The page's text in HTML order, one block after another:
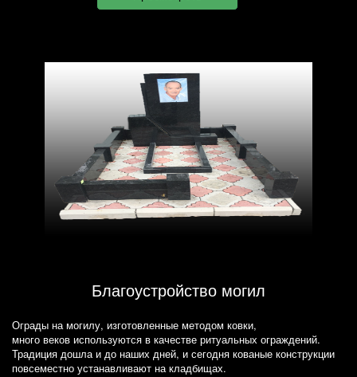
Благоустройство могил
Ограды на могилу, изготовленные методом ковки,
много веков используются в качестве ритуальных ограждений.
Традиция дошла и до наших дней, и сегодня кованые конструкции
повсеместно устанавливают на кладбищах.